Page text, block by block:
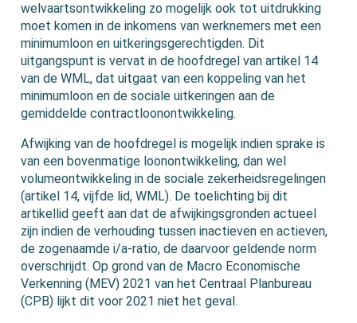
welvaartsontwikkeling zo mogelijk ook tot uitdrukking
moet komen in de inkomens van werknemers met een
minimumloon en uitkeringsgerechtigden. Dit
uitgangspunt is vervat in de hoofdregel van artikel 14
van de WML, dat uitgaat van een koppeling van het
minimumloon en de sociale uitkeringen aan de
gemiddelde contractloonontwikkeling.
Afwijking van de hoofdregel is mogelijk indien sprake is
van een bovenmatige loonontwikkeling, dan wel
volumeontwikkeling in de sociale zekerheidsregelingen
(artikel 14, vijfde lid, WML). De toelichting bij dit
artikellid geeft aan dat de afwijkingsgronden actueel
zijn indien de verhouding tussen inactieven en actieven,
de zogenaamde i/a-ratio, de daarvoor geldende norm
overschrijdt. Op grond van de Macro Economische
Verkenning (MEV) 2021 van het Centraal Planbureau
(CPB) lijkt dit voor 2021 niet het geval.